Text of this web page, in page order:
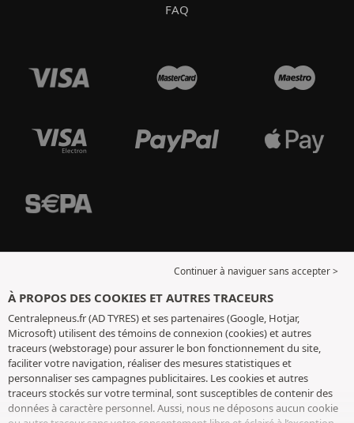
FAQ
Continuer à naviguer sans accepter >
À PROPOS DES COOKIES ET AUTRES TRACEURS
Centralepneus.fr (AD TYRES) et ses partenaires (Google, Hotjar,
Microsoft) utilisent des témoins de connexion (cookies) et autres
traceurs (webstorage) pour assurer le bon fonctionnement du site,
faciliter votre navigation, réaliser des mesures statistiques et
personnaliser ses campagnes publicitaires. Les cookies et autres
traceurs stockés sur votre terminal, sont susceptibles de contenir des
données à caractère personnel. Aussi, nous ne déposons aucun cookie